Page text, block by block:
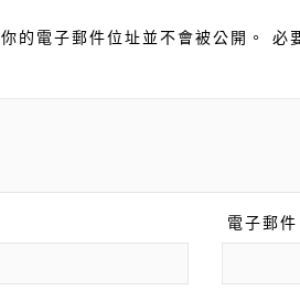
你的電子郵件位址並不會被公開。 必
電子郵